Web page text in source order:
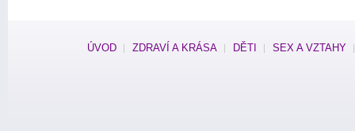
ÚVOD ZDRAVÍ A KRÁSA DĚTI SEX A VZTAHY